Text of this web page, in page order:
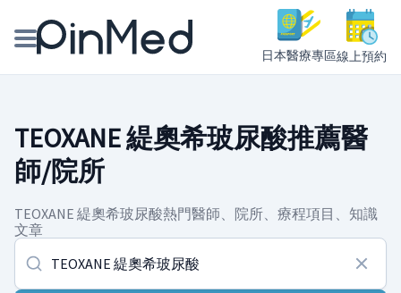
日本醫療專區線上預約
醫師專欄專訪
健康主題館
我是醫療人員
TEOXANE 緹奧希玻尿酸推薦醫
師/院所
TEOXANE 緹奧希玻尿酸熱門醫師、院所、療程項目、知識
文章